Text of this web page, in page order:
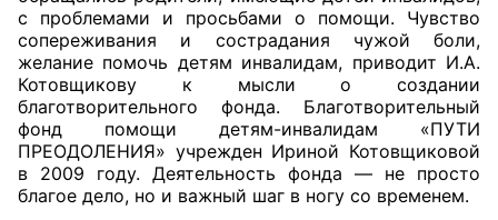
Экспертный совет ОП КО
Совет ОП КО
Общественный штаб
Члены ОП КО
Документы ОП КО
с проблемами и просьбами о помощи. Чувство
сопереживания и сострадания чужой боли,
желание помочь детям инвалидам, приводит И.А.
Котовщикову к мысли о создании
благотворительного фонда. Благотворительный
фонд помощи детям-инвалидам «ПУТИ
ПРЕОДОЛЕНИЯ» учрежден Ириной Котовщиковой
в 2009 году. Деятельность фонда — не просто
благое дело, но и важный шаг в ногу со временем.